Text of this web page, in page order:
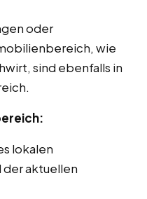
oder
wie
sind ebenfalls in
lokalen
aktuellen